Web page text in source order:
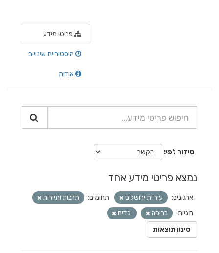
פריטי מידע
היסטוריית שינויים
אודות
סידור לפי
נמצא פריטי מידע אחד
ארגונים: עיריית ירושלים תחומים:
תרבות ותיירות
תגיות:
בריכה
ילדים
סינון תוצאות